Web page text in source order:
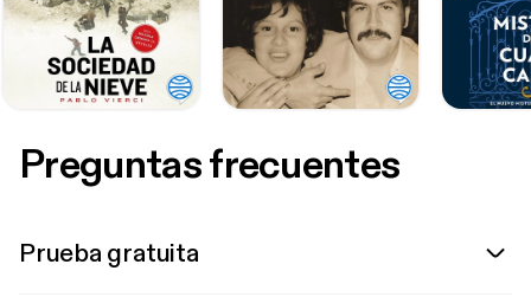
Preguntas frecuentes
Prueba gratuita